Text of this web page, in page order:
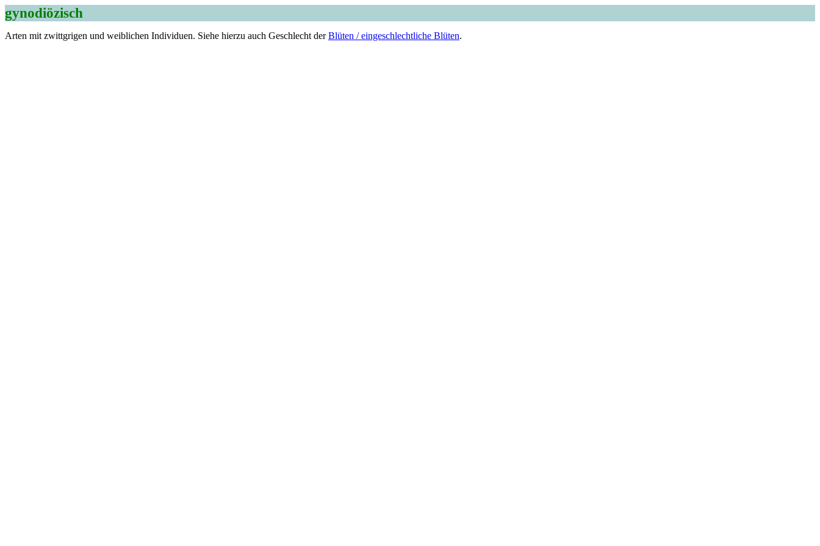
gynodiözisch
Arten mit zwittgrigen und weiblichen Individuen. Siehe hierzu auch Geschlecht derBlüten / eingeschlechtliche Blüten.